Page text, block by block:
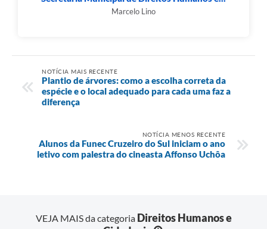
Marcelo Lino
NOTÍCIA MAIS RECENTE
Plantio de árvores: como a escolha correta da
espécie e o local adequado para cada uma faz a
diferença
NOTÍCIA MENOS RECENTE
Alunos da Funec Cruzeiro do Sul iniciam o ano
letivo com palestra do cineasta Affonso Uchôa
VEJA MAIS da categoria Direitos Humanos e